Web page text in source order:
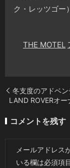
ク・レッツゴー）
THE MOTEL
冬支度のアドベ
LAND ROVERオ
コメントを残す
メールアドレス
いる欄は必須項